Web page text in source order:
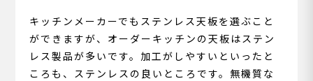
キッチンメーカーでもステンレス天板を選ぶこと
ができますが、オーダーキッチンの天板はステン
レス製品が多いです。加工がしやすいといったと
ころも、ステンレスの良いところです。無機質な